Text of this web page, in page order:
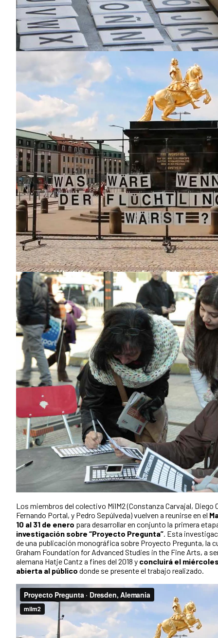
Los miembros del colectivo MilM2 (Constanza Carvajal, Diego
Fernando Portal, y Pedro Sepúlveda) vuelven a reunirse en el
10 al 31 de enero para desarrollar en conjunto la primera
investigación sobre “Proyecto Pregunta”. Esta
de una publicación monográfica sobre Proyecto Pregunta, la
Graham Foundation for Advanced Studies in the Fine Arts, a
alemana Hatje Cantz a fines del 2018 y concluirá el
abierta al público donde se presente el trabajo realizado.